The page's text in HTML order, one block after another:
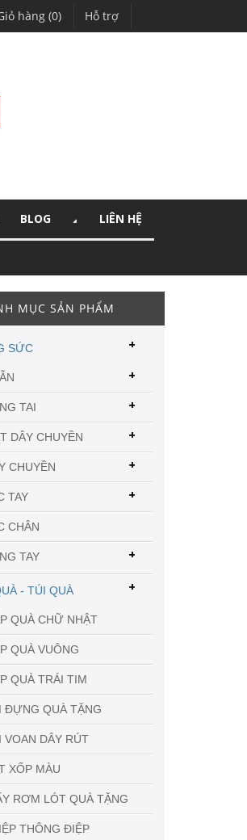
hàng (0) Hỗ trợ
BLOG LIÊN HỆ
MỤC SẢN PHẨM
SỨC
+
TAI +
DÂY CHUYỀN +
CHUYỀN +
TAY +
CHÂN
TAY +
+
- TÚI QUÀ
QUÀ CHỮ NHẬT
QUÀ VUÔNG
QUÀ TRÁI TIM
ĐỰNG QUÀ TẶNG
VOAN DÂY RÚT
XỐP MÀU
RƠM LÓT QUÀ TẶNG
THÔNG ĐIỆP
+